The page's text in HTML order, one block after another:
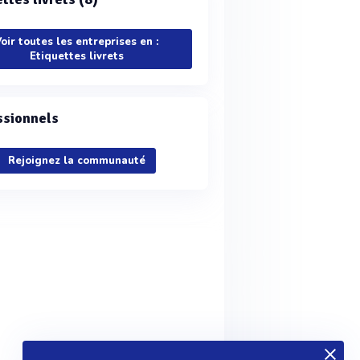
toutes les entreprises en :
Etiquettes livrets
Rejoignez la communauté